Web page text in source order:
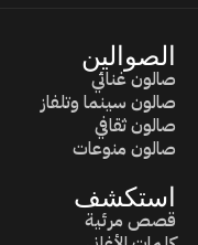
الصوالين
صالون غنائي
صالون سينما وتلفاز
صالون ثقافي
صالون منوعات
استكشف
قصص مرئية